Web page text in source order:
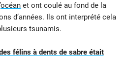
océan et ont coulé au fond de la
d’années. Ils ont interprété cela
tsunamis.
félins à dents de sabre était